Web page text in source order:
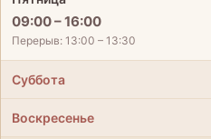
09:00 – 16:00
Перерыв: 13:00 – 13:30
Суббота
Воскресенье